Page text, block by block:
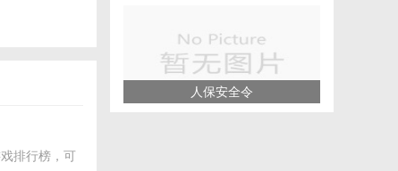
排行榜，可
人保安全令